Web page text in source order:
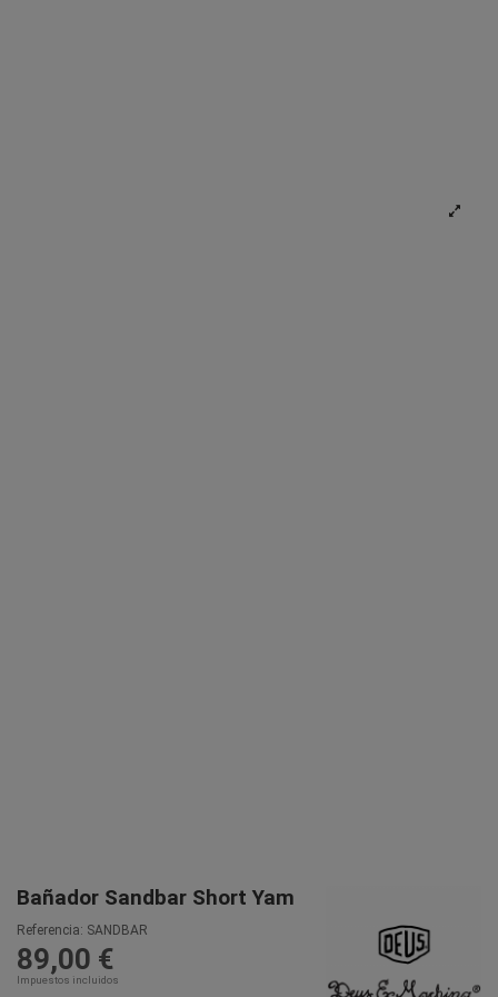
Bañador Sandbar Short Yam
Referencia: SANDBAR
89,00 €
Impuestos incluidos